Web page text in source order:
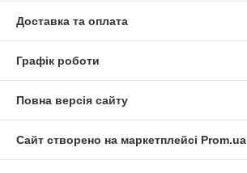
Доставка та оплата
Графік роботи
Повна версія сайту
Сайт створено на маркетплейсі Prom.ua